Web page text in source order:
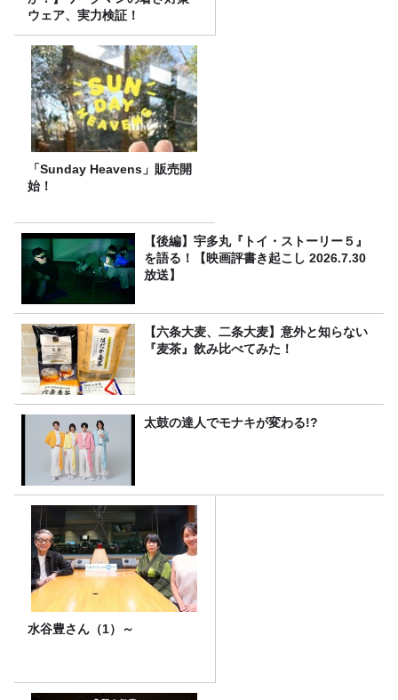
ウェア、実力検証！
「Sunday Heavens」販売開
始！
【後編】宇多丸『トイ・ストーリー５』
を語る！【映画評書き起こし 2026.7.30
放送】
【六条大麦、二条大麦】意外と知らない
『麦茶』飲み比べてみた！
太鼓の達人でモナキが変わる!?
水谷豊さん（1）～